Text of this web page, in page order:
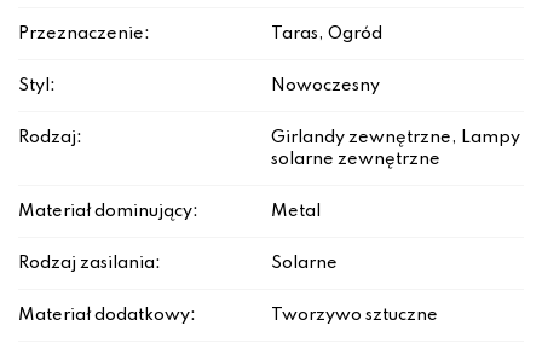
Przeznaczenie: Taras, Ogród
Styl: Nowoczesny
Rodzaj:
Girlandy zewnętrzne, Lampy
solarne zewnętrzne
Materiał dominujący: Metal
Rodzaj zasilania: Solarne
Materiał dodatkowy: Tworzywo sztuczne